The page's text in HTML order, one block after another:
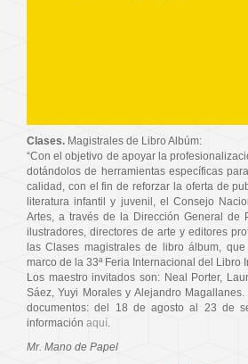
Clases. Magistrales de Libro Albúm:
“Con el objetivo de apoyar la
dotándolos de herramientas específicas
calidad, con el fin de reforzar la oferta de
literatura infantil y juvenil, el Consejo
Artes, a través de la Dirección General de
ilustradores, directores de arte y editores
las Clases magistrales de libro álbum,
marco de la 33ª Feria Internacional del Libro
Los maestro invitados son: Neal Porter,
Sáez, Yuyi Morales y Alejandro
documentos: del 18 de agosto al 23 de
información aquí.
Mr. Mano de Papel